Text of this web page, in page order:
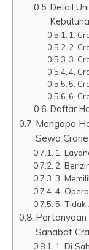
Detail
1.
2.
3.
4.
5.
6.
Daftar
Mengapa
Sewa
1.
2.
3.
4.
5. Tidak
Pertanyaan
Sahabat
1. Di